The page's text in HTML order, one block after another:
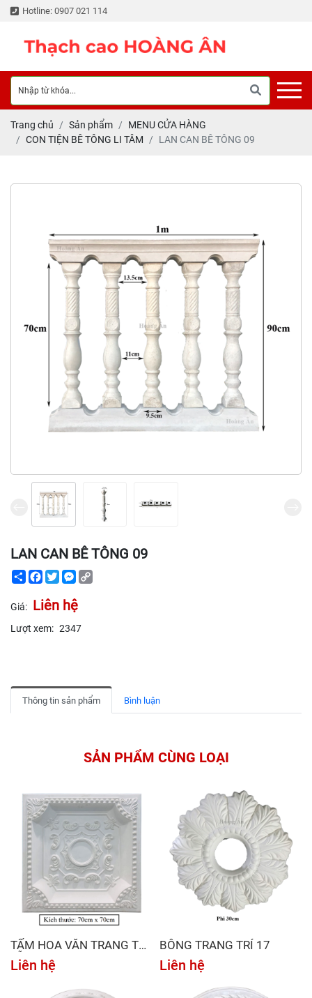
Hotline: 0907 021 114
Trang chủ Sản phẩm
MENU CỬA HÀNG
CON TIỆN BÊ TÔNG LI TÂM
LAN CAN BÊ TÔNG 09
LAN CAN BÊ TÔNG 09
ShareFacebook
TwitterMessenger
Giá: Liên hệ
Lượt xem: 2347
Thông tin sản phẩm Bình luận
SẢN PHẨM CÙNG LOẠI
TẤM HOA VĂN TRANG TRÍ
LỖ ĐÈN LED 02
Liên hệ
BÔNG TRANG TRÍ 17
Liên hệ